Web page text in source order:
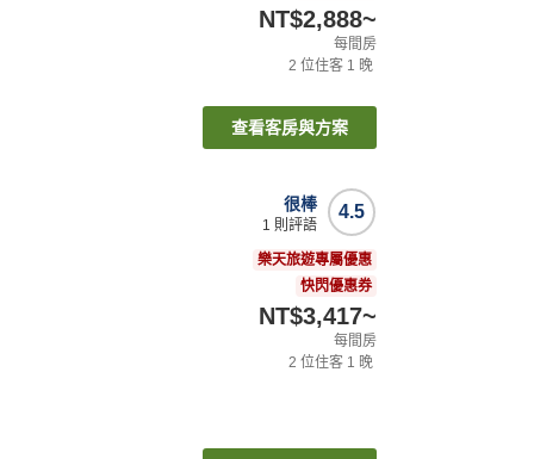
NT$2,888~
每間房
2 位住客 1 晚
查看客房與方案
4.5
很棒
1 則評語
樂天旅遊專屬優惠
快閃優惠券
NT$3,417~
每間房
2 位住客 1 晚